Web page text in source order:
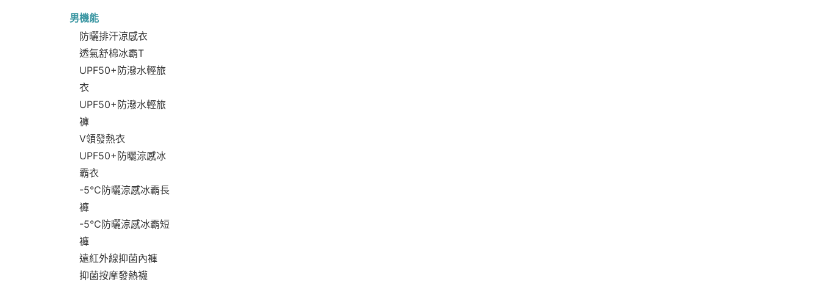
男機能
防曬排汗涼感衣
透氣舒棉冰霸T
UPF50+防潑水輕旅
衣
UPF50+防潑水輕旅
褲
V領發熱衣
UPF50+防曬涼感冰
霸衣
-5°C防曬涼感冰霸長
褲
-5°C防曬涼感冰霸短
褲
遠紅外線抑菌內褲
抑菌按摩發熱襪